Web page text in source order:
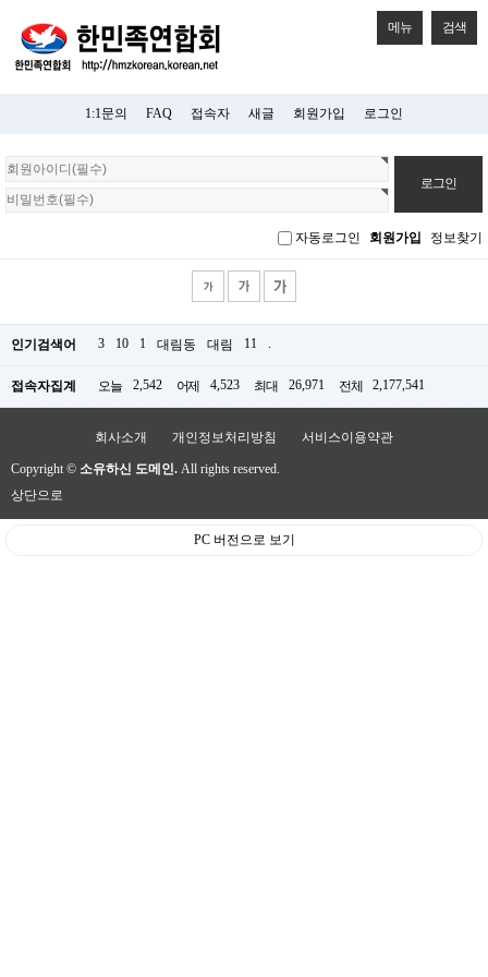
메뉴 검색
1:1문의 FAQ 접속자 새글 회원가입 로그인
회
원
로
자동로그인 회원가입 정보찾기
인기검색어 3 10 1 대림동 대림 11 .
접속자집계 오늘 2,542 어제 4,523 최대 26,971 전체 2,177,541
회사소개 개인정보처리방침 서비스이용약관
Copyright © 소유하신 도메인. All rights reserved.
상단으로
PC 버전으로 보기